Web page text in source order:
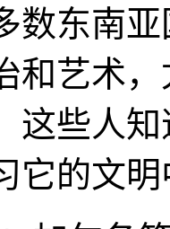
数东南
和艺术
这些人
它的文